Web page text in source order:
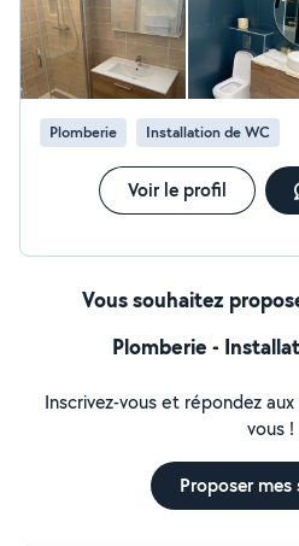
Plomberie Installation de WC
Voir le profil
Vous souhaitez
Plomberie -
Inscrivez-vous et répondez
vous !
Proposer mes